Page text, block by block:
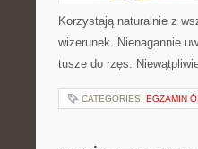
Korzystają naturalnie z
wizerunek. Nienagannie
tusze do rzęs.
CATEGORIES: EGZAMIN